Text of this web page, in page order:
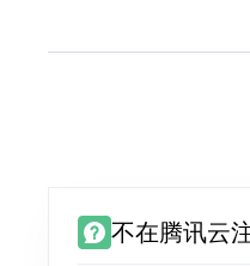
不在腾讯云